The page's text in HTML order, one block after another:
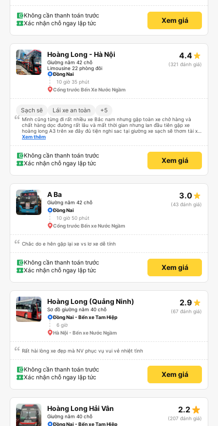
Không cần thanh toán trước
Xác nhận chỗ ngay lập tức
Xem giá
Hoàng Long - Hà Nội
Giường nằm 42 chỗ
Limousine 22 phòng đôi
4.4
(321 đánh giá)
Đồng Nai
10 giờ 35 phút
Cổng trước Bến Xe Nước Ngầm
Sạch sẽ Lái xe an toàn +5
Mình cũng từng đi rất nhiều xe Bắc nam nhưng gặp toàn xe chở hàng và
chất hàng dọc đường rất lâu và mất thời gian nhưng lan đầu tiên gặp xe
hoàng long A3 trên xe đây đủ tiện nghi sac tại giường xe sạch sẽ thơm tài xế
lo xe thoải mái vui tính sẽ con ung hô nhe
Xem thêm
Không cần thanh toán trước
Xác nhận chỗ ngay lập tức
Xem giá
A Ba
Giường nằm 42 chỗ
3.0
(43 đánh giá)
Đồng Nai
10 giờ 50 phút
Cổng trước Bến xe Nước Ngầm
Chắc do e hên gặp lại xe vs lơ xe dễ tính
Không cần thanh toán trước
Xác nhận chỗ ngay lập tức
Xem giá
Hoàng Long (Quảng Ninh)
Sơ đồ giường nằm 40 chỗ
2.9
(67 đánh giá)
Đồng Nai - Bến xe Tam Hiệp
6 giờ
Hà Nội - Bến xe Nước Ngầm
Rất hài lòng xe đẹp mà NV phục vụ vui vẻ nhiệt tình
Không cần thanh toán trước
Xác nhận chỗ ngay lập tức
Xem giá
Hoàng Long Hải Vân
Giường nằm 40 chỗ
2.2 star_rate
(207 đánh giá)
Đồng Nai - Bến xe Tam Hiệp